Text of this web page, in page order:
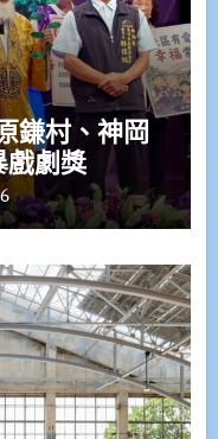
鎌村、神岡
戲劇獎